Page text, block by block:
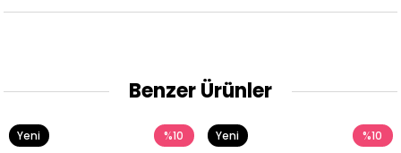
Benzer Ürünler
%10
Yeni
%10
Yeni